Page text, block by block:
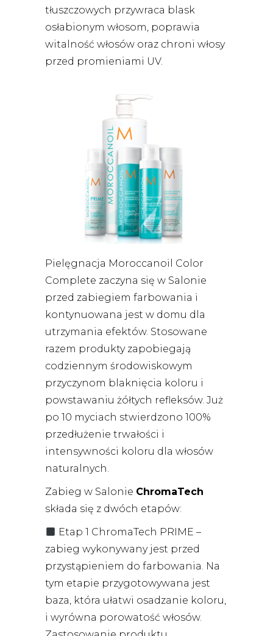
tłuszczowych przywraca blask
osłabionym włosom, poprawia
witalność włosów oraz chroni włosy
przed promieniami UV.
Pielęgnacja Moroccanoil Color
Complete zaczyna się w Salonie
przed zabiegiem farbowania i
kontynuowana jest w domu dla
utrzymania efektów. Stosowane
razem produkty zapobiegają
codziennym środowiskowym
przyczynom blaknięcia koloru i
powstawaniu żółtych refleksów. Już
po 10 myciach stwierdzono 100%
przedłużenie trwałości i
intensywności koloru dla włosów
naturalnych.
Zabieg w Salonie ChromaTech
składa się z dwóch etapów:
Etap 1 ChromaTech PRIME –
zabieg wykonywany jest przed
przystąpieniem do farbowania. Na
tym etapie przygotowywana jest
baza, która ułatwi osadzanie koloru,
i wyrówna porowatość włosów.